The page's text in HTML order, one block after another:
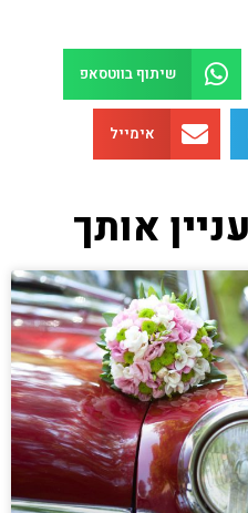
שיתוף בווטסאפ
אימייל
אותך